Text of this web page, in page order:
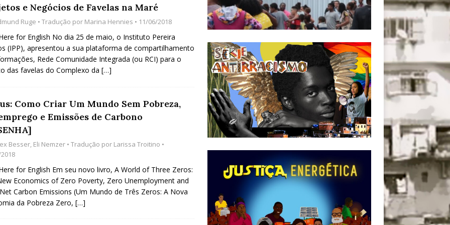
Começou com uma Praça em Ramos [OPINIÃO]
Agroecológico com os Povos das Águas Reúne
e Inauguração da Feira da Praia do Remanso
Fluminenses, Cronicamente Abandonados,
Nova Via Mobilidade 10 Anos Após Rio2016
e Negócios de Favelas na Maré
Ruge • Tradução por Marina Hennies • 11/06/2018
for English No dia 25 de maio, o Instituto Pereira
(IPP), apresentou a sua plataforma de compartilhamento
Rede Comunidade Integrada (ou RCI) para o
das favelas do Complexo da […]
Como Criar Um Mundo Sem Pobreza,
e Emissões de Carbono
Besser, Eli Nemzer • Tradução por Larissa Troitino •
for English Em seu novo livro, A World of Three Zeros:
Economics of Zero Poverty, Zero Unemployment and
Carbon Emissions (Um Mundo de Três Zeros: A Nova
da Pobreza Zero, […]